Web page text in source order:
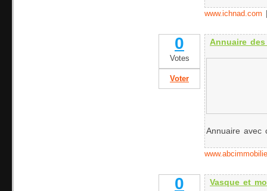
www.ichnad.com
0
Votes
Voter
Annuaire
Annuaire avec
0 Vasque et